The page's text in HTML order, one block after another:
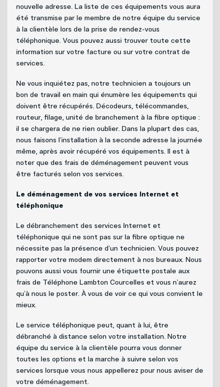
nouvelle adresse. La liste de ces équipements vous aura
été transmise par le membre de notre équipe du service
à la clientèle lors de la prise de rendez-vous
téléphonique. Vous pouvez aussi trouver toute cette
information sur votre facture ou sur votre contrat de
services.
Ne vous inquiétez pas, notre technicien a toujours un
bon de travail en main qui énumère les équipements qui
doivent être récupérés. Décodeurs, télécommandes,
routeur, filage, unité de branchement à la fibre optique :
il se chargera de ne rien oublier. Dans la plupart des cas,
nous faisons l’installation à la seconde adresse la journée
même, après avoir récupéré vos équipements. Il est à
noter que des frais de déménagement peuvent vous
être facturés selon vos services.
Le déménagement de vos services Internet et
téléphonique
Le débranchement des services Internet et
téléphonique qui ne sont pas sur la fibre optique ne
nécessite pas la présence d’un technicien. Vous pouvez
rapporter votre modem directement à nos bureaux. Nous
pouvons aussi vous fournir une étiquette postale aux
frais de Téléphone Lambton Courcelles et vous n’aurez
qu’à nous le poster. À vous de voir ce qui vous convient le
mieux.
Le service téléphonique peut, quant à lui, être
débranché à distance selon votre installation. Notre
équipe du service à la clientèle pourra vous donner
toutes les options et la marche à suivre selon vos
services lorsque vous nous appellerez pour nous aviser de
votre déménagement.